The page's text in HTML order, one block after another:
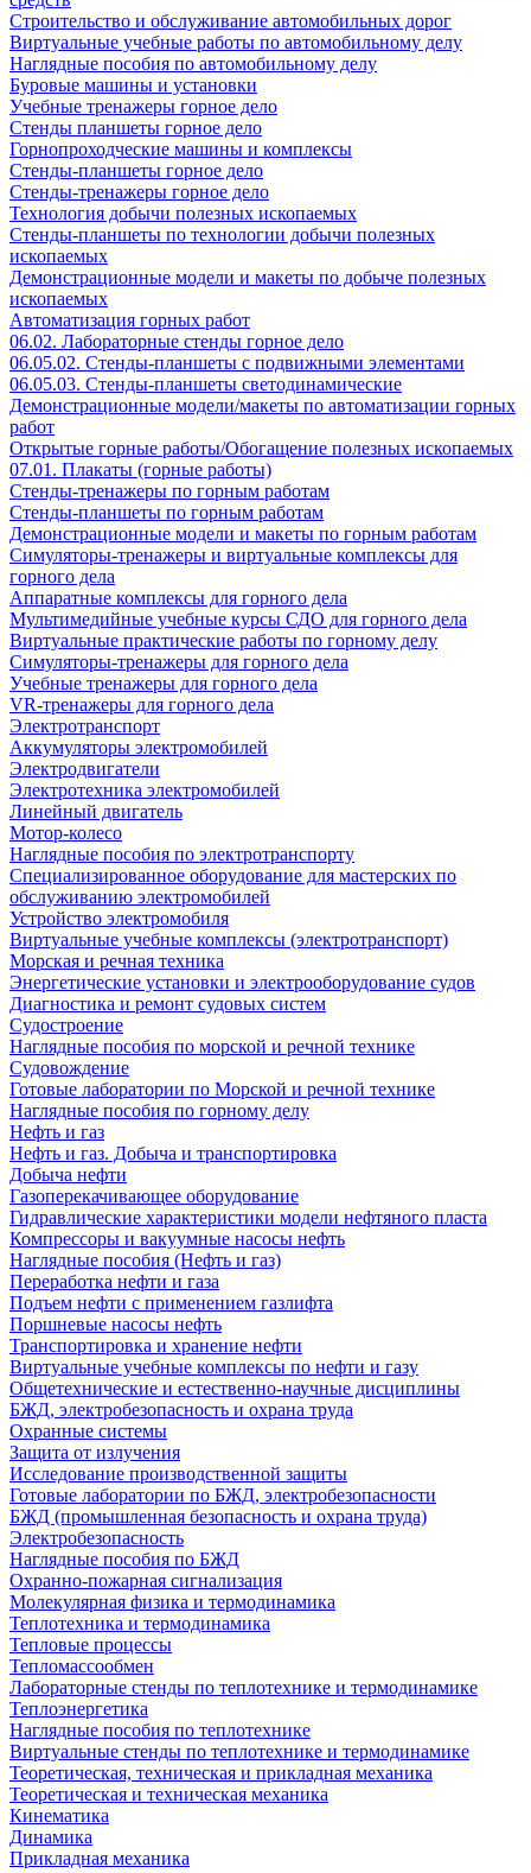
Строительство и обслуживание автомобильных дорог
Виртуальные учебные работы по автомобильному делу
Наглядные пособия по автомобильному делу
Буровые машины и установки
Учебные тренажеры горное дело
Стенды планшеты горное дело
Горнопроходческие машины и комплексы
Стенды-планшеты горное дело
Стенды-тренажеры горное дело
Технология добычи полезных ископаемых
Стенды-планшеты по технологии добычи полезных
ископаемых
Демонстрационные модели и макеты по добыче полезных
ископаемых
Автоматизация горных работ
06.02. Лабораторные стенды горное дело
06.05.02. Стенды-планшеты с подвижными элементами
06.05.03. Стенды-планшеты светодинамические
Демонстрационные модели/макеты по автоматизации горных
работ
Открытые горные работы/Обогащение полезных ископаемых
07.01. Плакаты (горные работы)
Стенды-тренажеры по горным работам
Стенды-планшеты по горным работам
Демонстрационные модели и макеты по горным работам
Симуляторы-тренажеры и виртуальные комплексы для
горного дела
Аппаратные комплексы для горного дела
Мультимедийные учебные курсы СДО для горного дела
Виртуальные практические работы по горному делу
Симуляторы-тренажеры для горного дела
Учебные тренажеры для горного дела
VR-тренажеры для горного дела
Электротранспорт
Аккумуляторы электромобилей
Электродвигатели
Электротехника электромобилей
Линейный двигатель
Мотор-колесо
Наглядные пособия по электротранспорту
Специализированное оборудование для мастерских по
обслуживанию электромобилей
Устройство электромобиля
Виртуальные учебные комплексы (электротранспорт)
Морская и речная техника
Энергетические установки и электрооборудование судов
Диагностика и ремонт судовых систем
Судостроение
Наглядные пособия по морской и речной технике
Судовождение
Готовые лаборатории по Морской и речной технике
Наглядные пособия по горному делу
Нефть и газ
Нефть и газ. Добыча и транспортировка
Добыча нефти
Газоперекачивающее оборудование
Гидравлические характеристики модели нефтяного пласта
Компрессоры и вакуумные насосы нефть
Наглядные пособия (Нефть и газ)
Переработка нефти и газа
Подъем нефти с применением газлифта
Поршневые насосы нефть
Транспортировка и хранение нефти
Виртуальные учебные комплексы по нефти и газу
Общетехнические и естественно-научные дисциплины
БЖД, электробезопасность и охрана труда
Охранные системы
Защита от излучения
Исследование производственной защиты
Готовые лаборатории по БЖД, электробезопасности
БЖД (промышленная безопасность и охрана труда)
Электробезопасность
Наглядные пособия по БЖД
Охранно-пожарная сигнализация
Молекулярная физика и термодинамика
Теплотехника и термодинамика
Тепловые процессы
Тепломассообмен
Лабораторные стенды по теплотехнике и термодинамике
Теплоэнергетика
Наглядные пособия по теплотехнике
Виртуальные стенды по теплотехнике и термодинамике
Теоретическая, техническая и прикладная механика
Теоретическая и техническая механика
Кинематика
Динамика
Прикладная механика